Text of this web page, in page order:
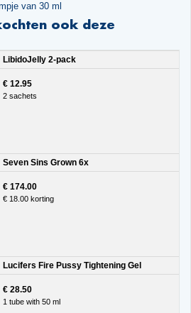
van 30 ml
ook deze
LibidoJelly 2-pack
€ 12.95
2 sachets
Seven Sins Grown 6x
€ 174.00
€ 18.00 korting
Lucifers Fire Pussy Tightening Gel
€ 28.50
1 tube with 50 ml